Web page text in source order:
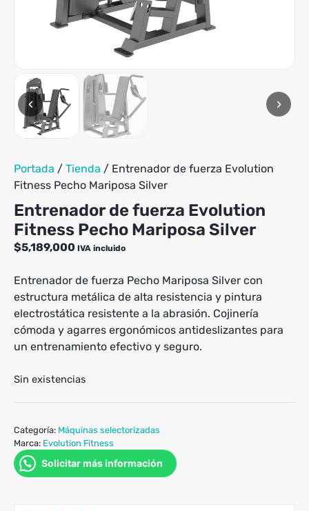
hasta
$99,900
tiene
múltiples
variantes.
Las
se
pueden
elegir
en
la
de
producto
‹ ›
Portada / Tienda / Entrenador de fuerza Evolution
Fitness Pecho Mariposa Silver
Entrenador de fuerza Evolution
Fitness Pecho Mariposa Silver
$5,189,000 IVA incluido
Entrenador de fuerza Pecho Mariposa Silver con
estructura metálica de alta resistencia y pintura
electrostática resistente a la abrasión. Cojinería
cómoda y agarres ergonómicos antideslizantes para
un entrenamiento efectivo y seguro.
Sin existencias
Categoría: Máquinas selectorizadas
Marca: Evolution Fitness
Solicitar más información